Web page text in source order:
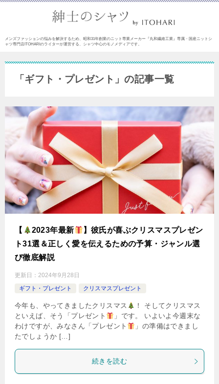
メンズファッションの悩みを解決するため、昭和31年創業のニット専業メーカー『丸和繊維工業』専属・国産ニットシ
ャツ専門店ITOHARIのライターが運営する、シャツ中心のモノメディアです。
「ギフト・プレゼント」の記事一覧
【 2023年最新
】彼氏が喜ぶクリスマスプレゼン
ト31選＆正しく愛を伝えるための予算・ジャンル選
び徹底解説
更新日： 2024年9月28日
ギフト・プレゼント
クリスマスプレゼント
今年も、やってきましたクリスマス
！ そしてクリスマス
といえば、そう「プレゼント
」です。 いよいよ今週末な
わけですが、みなさん「プレゼント
」の準備はできまし
たでしょうか […]
続きを読む